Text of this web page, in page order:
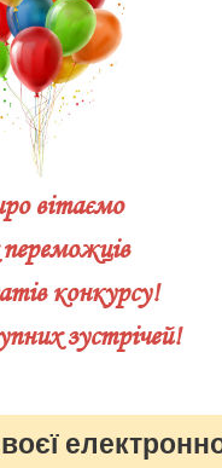
вітаємо
переможців
конкурсу!
зустрічей!